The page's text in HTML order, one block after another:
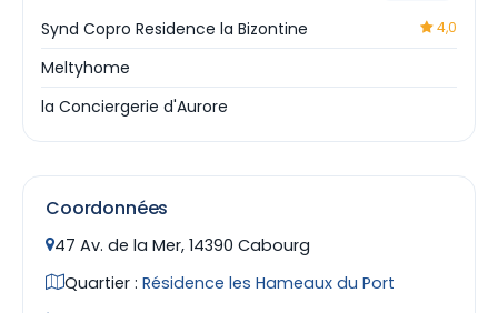
Synd Copro Residence la Bizontine 4,0
Meltyhome
la Conciergerie d'Aurore
Coordonnées
47 Av. de la Mer, 14390 Cabourg
Quartier : Résidence les Hameaux du Port